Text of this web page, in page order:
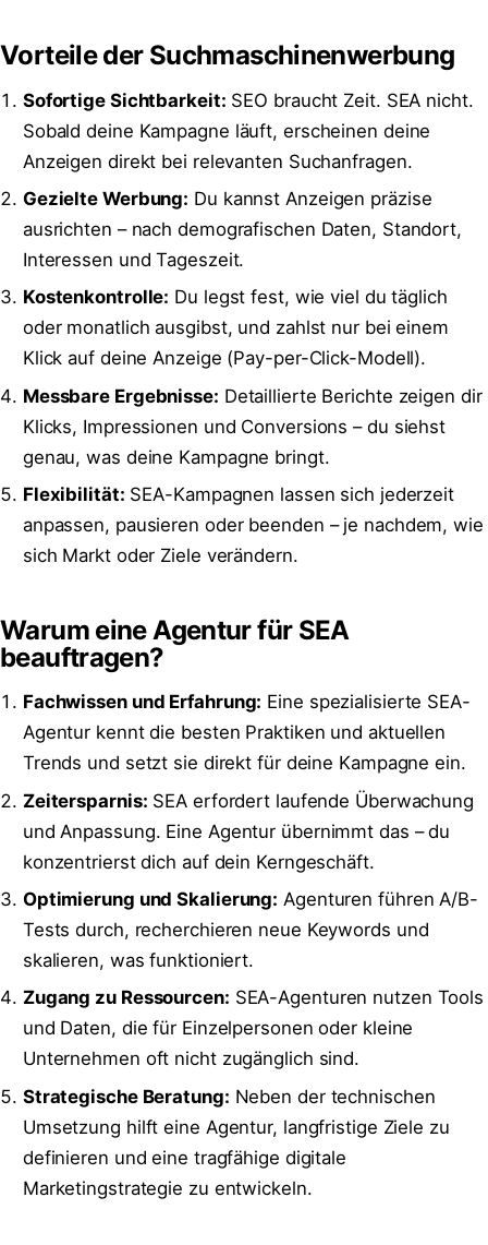
Vorteile der Suchmaschinenwerbung
Sofortige Sichtbarkeit: SEO braucht Zeit. SEA nicht.
Sobald deine Kampagne läuft, erscheinen deine
Anzeigen direkt bei relevanten Suchanfragen.
Gezielte Werbung: Du kannst Anzeigen präzise
ausrichten – nach demografischen Daten, Standort,
Interessen und Tageszeit.
Kostenkontrolle: Du legst fest, wie viel du täglich
oder monatlich ausgibst, und zahlst nur bei einem
Klick auf deine Anzeige (Pay-per-Click-Modell).
Messbare Ergebnisse: Detaillierte Berichte zeigen dir
Klicks, Impressionen und Conversions – du siehst
genau, was deine Kampagne bringt.
Flexibilität: SEA-Kampagnen lassen sich jederzeit
anpassen, pausieren oder beenden – je nachdem, wie
sich Markt oder Ziele verändern.
Warum eine Agentur für SEA
beauftragen?
Fachwissen und Erfahrung: Eine spezialisierte SEA-
Agentur kennt die besten Praktiken und aktuellen
Trends und setzt sie direkt für deine Kampagne ein.
Zeitersparnis: SEA erfordert laufende Überwachung
und Anpassung. Eine Agentur übernimmt das – du
konzentrierst dich auf dein Kerngeschäft.
Optimierung und Skalierung: Agenturen führen A/B-
Tests durch, recherchieren neue Keywords und
skalieren, was funktioniert.
Zugang zu Ressourcen: SEA-Agenturen nutzen Tools
und Daten, die für Einzelpersonen oder kleine
Unternehmen oft nicht zugänglich sind.
Strategische Beratung: Neben der technischen
Umsetzung hilft eine Agentur, langfristige Ziele zu
definieren und eine tragfähige digitale
Marketingstrategie zu entwickeln.